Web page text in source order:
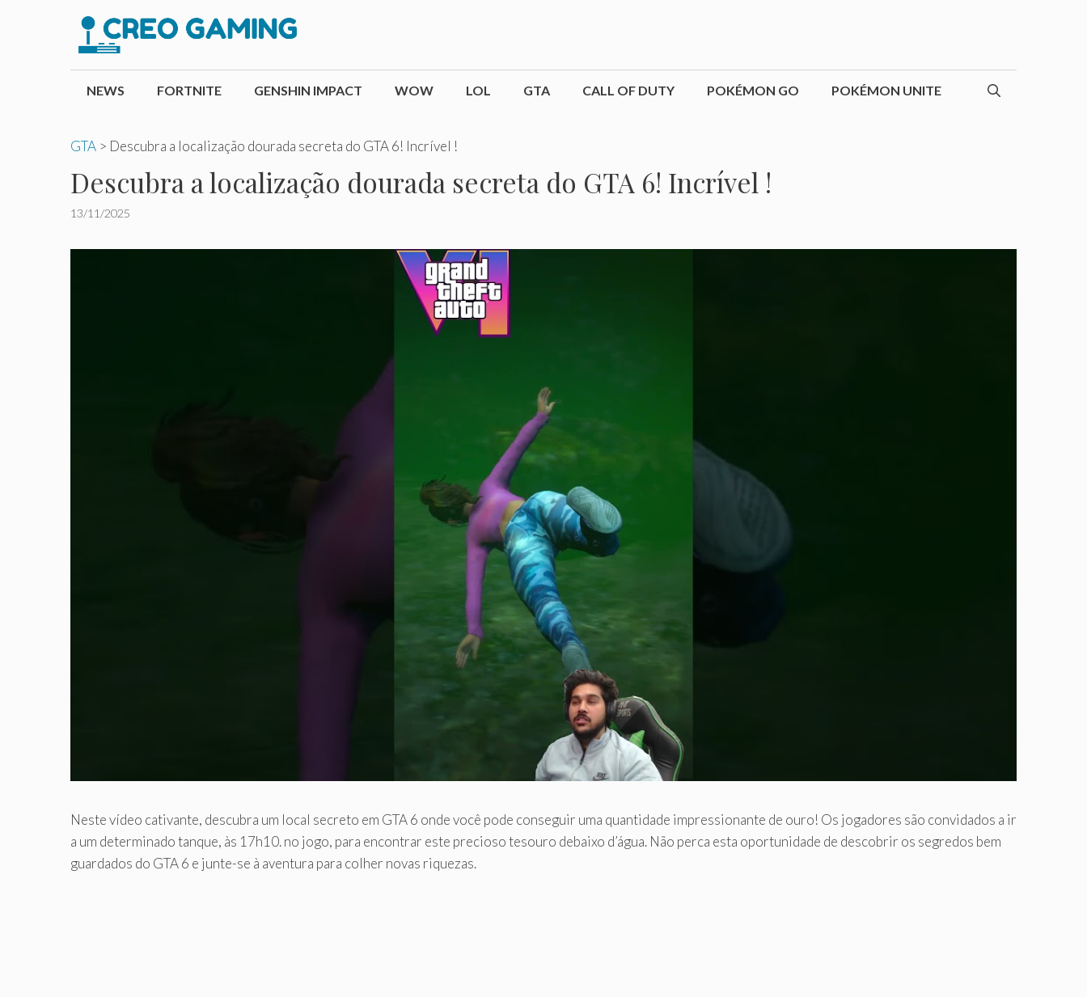
conteúdo
NEWS FORTNITE GENSHIN IMPACT WOW LOL GTA CALL OF DUTY POKÉMON GO POKÉMON UNITE
GTA > Descubra a localização dourada secreta do GTA 6! Incrível !
Descubra a localização dourada secreta do GTA 6! Incrível !
13/11/2025
Neste vídeo cativante, descubra um local secreto em GTA 6 onde você pode conseguir uma quantidade impressionante de ouro! Os jogadores são convidados a ir
a um determinado tanque, às 17h10. no jogo, para encontrar este precioso tesouro debaixo d’água. Não perca esta oportunidade de descobrir os segredos bem
guardados do GTA 6 e junte-se à aventura para colher novas riquezas.